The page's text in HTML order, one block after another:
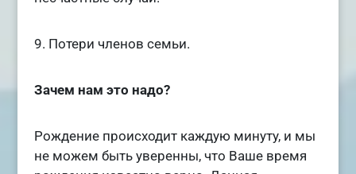
9. Потери членов семьи.
Зачем нам это надо?
Рождение происходит каждую минуту, и мы
не можем быть уверенны, что Ваше время